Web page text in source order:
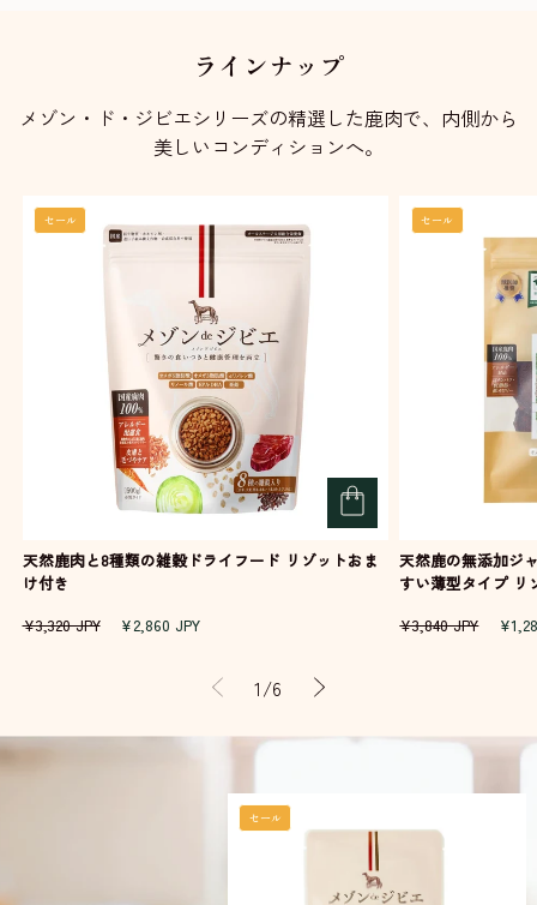
ラインナップ
メゾン・ド・ジビエシリーズの精選した鹿肉で、内側から
美しいコンディションへ。
セール
天然鹿肉と8種類の雑穀ドライフード リゾットおま
け付き
通
¥3,320 JPY
セ
格
¥2,860 JPY
セール
天然鹿の無添加ジ
すい薄型タイプ
通
¥3,840 JPY
セ
格
1/の
6
セール